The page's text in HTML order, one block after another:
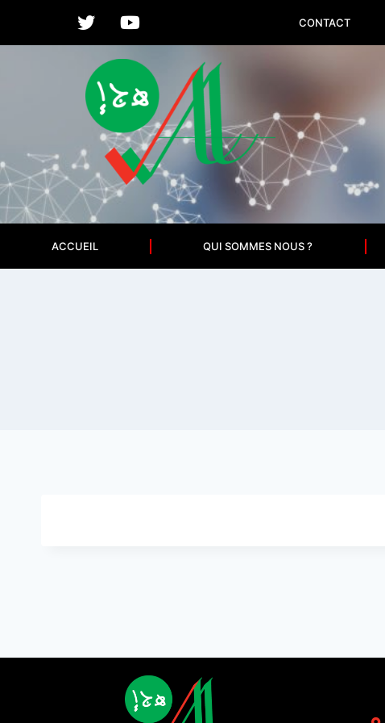
CONTACT
ACCUEIL QUI SOMMES NOUS ?